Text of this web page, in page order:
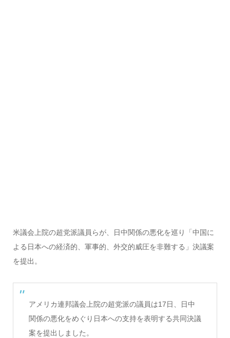
米議会上院の超党派議員らが、日中関係の悪化を巡り「中国に
よる日本への経済的、軍事的、外交的威圧を非難する」決議案
を提出。
アメリカ連邦議会上院の超党派の議員は17日、日中
関係の悪化をめぐり日本への支持を表明する共同決議
案を提出しました。